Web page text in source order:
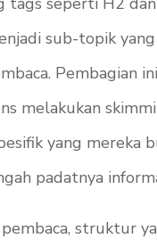
sub-topik
Pembagian
melakukan
yang mereka
padatnya
struktur